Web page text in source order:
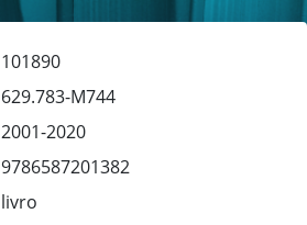
101890
629.783-M744
2001-2020
9786587201382
livro